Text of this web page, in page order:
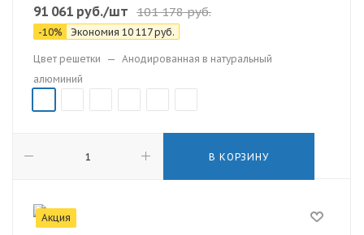
91 061 руб./шт 101 178руб.
-10% Экономия 10 117руб.
Цвет решетки — Анодированная в натуральный
алюминий
В КОРЗИНУ
Акция